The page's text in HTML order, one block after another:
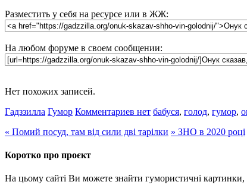
Разместить у себя на ресурсе или в ЖЖ:
На любом форуме в своем сообщении:
Нет похожих записей.
Гадззилла Гумор Комментариев нет бабуся, голод, гумор,
« Помий посуд, там від сили дві тарілки » ЗНО в 2020 році
Коротко про проєкт
На цьому сайті Ви можете знайти гумористичні